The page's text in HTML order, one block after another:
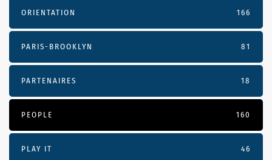
ORIENTATION 166
PARIS-BROOKLYN 81
PARTENAIRES 18
PEOPLE 160
PLAY IT 46